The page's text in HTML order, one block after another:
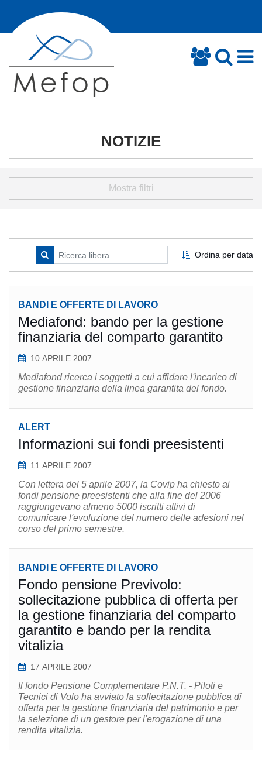
NOTIZIE
Mostra filtri
Ordina per data
BANDI E OFFERTE DI LAVORO
Mediafond: bando per la gestione
finanziaria del comparto garantito
10 APRILE 2007
Mediafond ricerca i soggetti a cui affidare l'incarico di
gestione finanziaria della linea garantita del fondo.
ALERT
Informazioni sui fondi preesistenti
11 APRILE 2007
Con lettera del 5 aprile 2007, la Covip ha chiesto ai
fondi pensione preesistenti che alla fine del 2006
raggiungevano almeno 5000 iscritti attivi di
comunicare l'evoluzione del numero delle adesioni nel
corso del primo semestre.
BANDI E OFFERTE DI LAVORO
Fondo pensione Previvolo:
sollecitazione pubblica di offerta per
la gestione finanziaria del comparto
garantito e bando per la rendita
vitalizia
17 APRILE 2007
Il fondo Pensione Complementare P.N.T. - Piloti e
Tecnici di Volo ha avviato la sollecitazione pubblica di
offerta per la gestione finanziaria del patrimonio e per
la selezione di un gestore per l'erogazione di una
rendita vitalizia.